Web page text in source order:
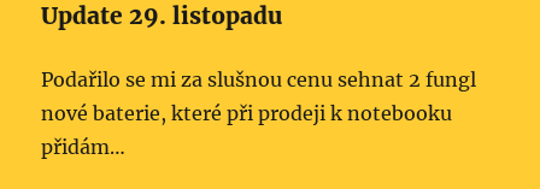
Update 29. listopadu
Podařilo se mi za slušnou cenu sehnat 2 fungl
nové baterie, které při prodeji k notebooku
přidám…